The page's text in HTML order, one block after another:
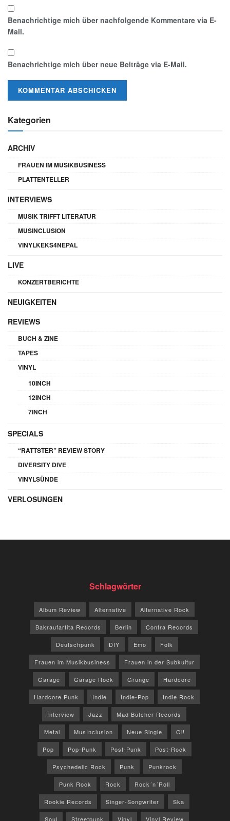
Benachrichtige mich über nachfolgende Kommentare via E-
Mail.
Benachrichtige mich über neue Beiträge via E-Mail.
Kategorien
ARCHIV
FRAUEN IM MUSIKBUSINESS
PLATTENTELLER
INTERVIEWS
MUSIK TRIFFT LITERATUR
MUSINCLUSION
VINYLKEKS4NEPAL
LIVE
KONZERTBERICHTE
NEUIGKEITEN
REVIEWS
BUCH & ZINE
TAPES
VINYL
10INCH
12INCH
7INCH
SPECIALS
“RATTSTER” REVIEW STORY
DIVERSITY DIVE
VINYLSÜNDE
VERLOSUNGEN
Schlagwörter
Album Review Alternative Alternative Rock
Bakraufarfita Records Berlin Contra Records
Deutschpunk DIY Emo Folk
Frauen im Musikbusiness Frauen in der Subkultur
Garage Garage Rock Grunge Hardcore
Hardcore Punk Indie Indie-Pop Indie Rock
Interview Jazz Mad Butcher Records
Metal MusInclusion Neue Single Oi!
Pop Pop-Punk Post-Punk Post-Rock
Psychedelic Rock Punk Punkrock
Punk Rock Rock Rock´n´Roll
Rookie Records Singer-Songwriter Ska
Soul Streetpunk Vinyl Vinyl Review